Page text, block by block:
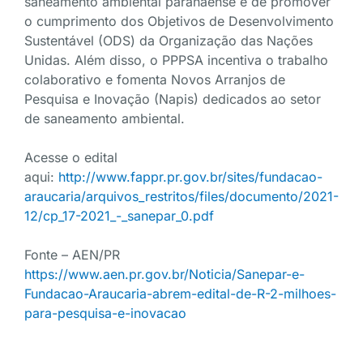
o cumprimento dos Objetivos de Desenvolvimento
Sustentável (ODS) da Organização das Nações
Unidas. Além disso, o PPPSA incentiva o trabalho
colaborativo e fomenta Novos Arranjos de
Pesquisa e Inovação (Napis) dedicados ao setor
de saneamento ambiental.
Acesse o edital
aqui: http://www.fappr.pr.gov.br/sites/fundacao-
araucaria/arquivos_restritos/files/documento/2021-
12/cp_17-2021_-_sanepar_0.pdf
Fonte – AEN/PR
https://www.aen.pr.gov.br/Noticia/Sanepar-e-
Fundacao-Araucaria-abrem-edital-de-R-2-milhoes-
para-pesquisa-e-inovacao